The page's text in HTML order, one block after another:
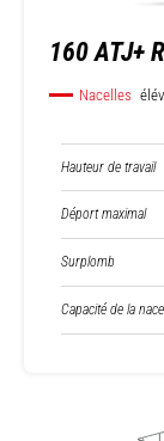
160 ATJ+
Nacelles
Hauteur de travail
Déport maximal
Surplomb
Capacité de la